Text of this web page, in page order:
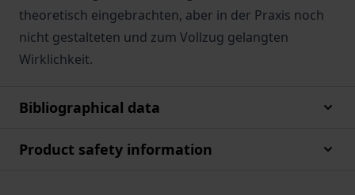
theoretisch eingebrachten, aber in der Praxis noch
nicht gestalteten und zum Vollzug gelangten
Wirklichkeit.
Bibliographical data
Product safety information